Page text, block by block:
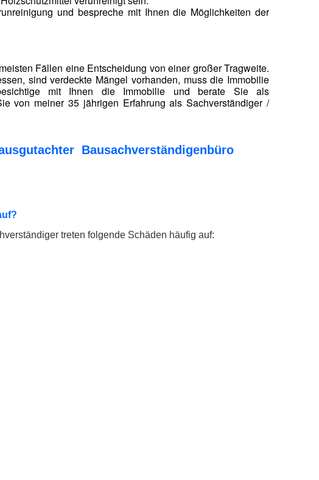
und bespreche mit Ihnen die Möglichkeiten der
treten folgende Schäden häufig auf:
Fällen eine Entscheidung von einer großer Tragweite.
sind verdeckte Mängel vorhanden, muss die Immobilie
mit Ihnen die Immobilie und berate Sie als
von meiner 35 jährigen Erfahrung als Sachverständiger /
Bausachverständigenbüro